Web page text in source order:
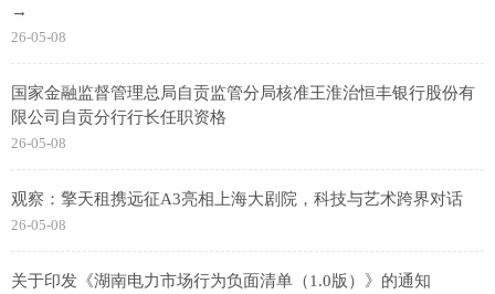
→
26-05-08
国家金融监督管理总局自贡监管分局核准王淮治恒丰银行股份有
限公司自贡分行行长任职资格
26-05-08
观察：擎天租携远征A3亮相上海大剧院，科技与艺术跨界对话
26-05-08
关于印发《湖南电力市场行为负面清单（1.0版）》的通知